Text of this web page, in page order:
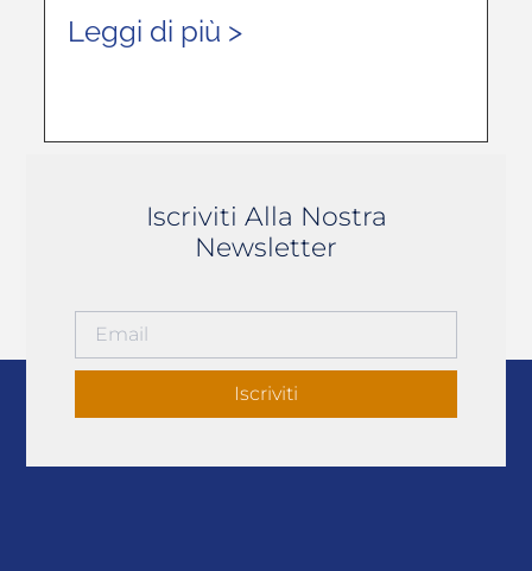
Leggi di più >
Iscriviti Alla Nostra
Newsletter
Iscriviti